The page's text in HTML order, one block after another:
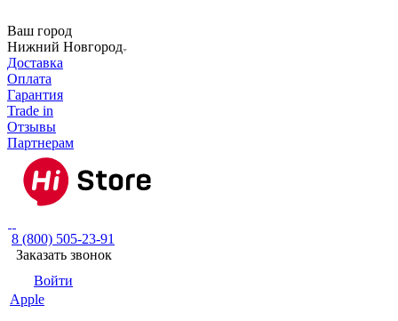
Ваш город
Нижний Новгород
Доставка
Оплата
Гарантия
Trade in
Отзывы
Партнерам
8 (800) 505-23-91
Заказать звонок
Войти
Apple